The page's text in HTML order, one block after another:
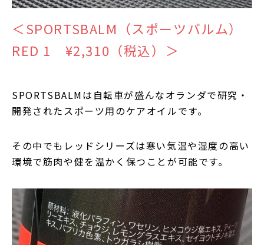
＜SPORTSBALM（スポーツバルム）
RED 1 ¥2,310（税込）＞
SPORTSBALMは自転車が盛んなオランダで研究・
開発されたスポーツ用のケアオイルです。
その中でもレッドシリーズは寒い気温や湿度の高い
環境で筋肉や健を温かく保つことが可能です。